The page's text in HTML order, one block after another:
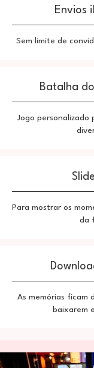
Envios
Sem limite de
Batalha
Jogo personalizado
Para mostrar os
da
As memórias ficam
baixarem